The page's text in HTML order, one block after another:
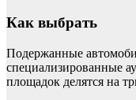
Как выбрать
Подержанные
специализированные
площадок делятся на